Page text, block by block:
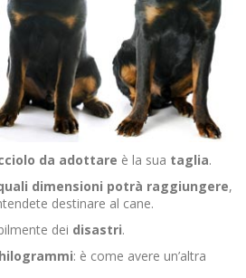
da adottare è la sua taglia.
dimensioni potrà raggiungere,
destinare al cane.
dei disastri.
: è come avere un’altra